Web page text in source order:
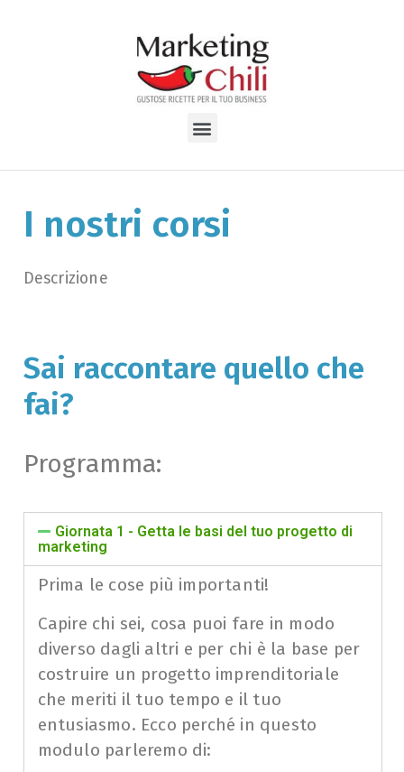
I nostri corsi
Descrizione
Sai raccontare quello che
fai?
Programma:
Giornata 1 - Getta le basi del tuo progetto di
marketing
Prima le cose più importanti!
Capire chi sei, cosa puoi fare in modo
diverso dagli altri e per chi è la base per
costruire un progetto imprenditoriale
che meriti il tuo tempo e il tuo
entusiasmo. Ecco perché in questo
modulo parleremo di: